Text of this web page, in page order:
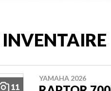
11
YAMAHA 2026